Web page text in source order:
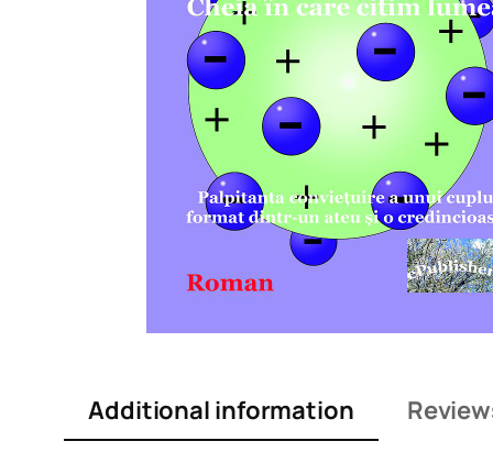
Additional information